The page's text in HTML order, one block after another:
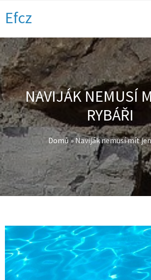
Efcz
NAVIJÁK NEMUSÍ
RYBÁŘI
Domů »Naviják nemusí mít